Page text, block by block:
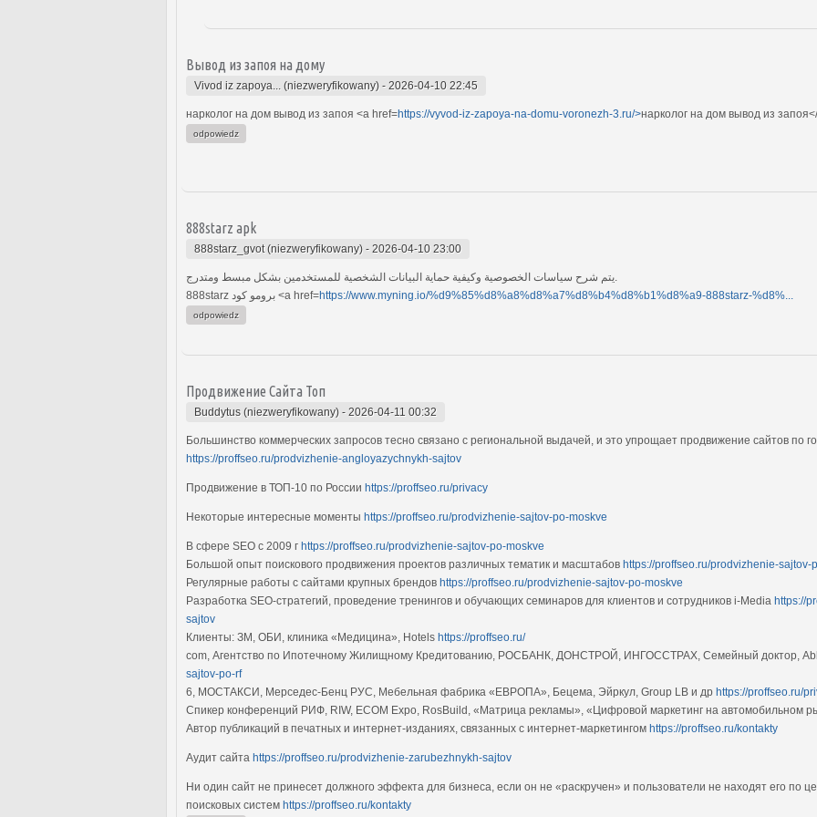
Вывод из запоя на дому
Vivod iz zapoya... (niezweryfikowany) - 2026-04-10 22:45
нарколог на дом вывод из запоя <a href=https://vyvod-iz-zapoya-na-domu-voronezh-3.ru/>нарколог на дом вывод из
odpowiedz
888starz apk
888starz_gvot (niezweryfikowany) - 2026-04-10 23:00
888starz برومو كود <a href=https://www.myning.io/%d9%85%d8%a8%d8%a7%d8%b4%d8%b1%d8%a9-888starz-%d8%...
odpowiedz
Продвижение Сайта Топ
Buddytus (niezweryfikowany) - 2026-04-11 00:32
Большинство коммерческих запросов тесно связано с региональной выдачей, и это упрощает продвижение сайтов по
https://proffseo.ru/prodvizhenie-angloyazychnykh-sajtov
Продвижение в ТОП-10 по России https://proffseo.ru/privacy
Некоторые интересные моменты https://proffseo.ru/prodvizhenie-sajtov-po-moskve
В сфере SEO с 2009 г https://proffseo.ru/prodvizhenie-sajtov-po-moskve
Большой опыт поискового продвижения проектов различных тематик и масштабов https://proffseo.ru/prodvizhenie-sajtov-
Регулярные работы с сайтами крупных брендов https://proffseo.ru/prodvizhenie-sajtov-po-moskve
Разработка SEO-стратегий, проведение тренингов и обучающих семинаров для клиентов и сотрудников i-Media https://
sajtov
Клиенты: ЗМ, ОБИ, клиника «Медицина», Hotels https://proffseo.ru/
com, Агентство по Ипотечному Жилищному Кредитованию, РОСБАНК, ДОНСТРОЙ, ИНГОССТРАХ, Семейный доктор,
sajtov-po-rf
6, МОСТАКСИ, Мерседес-Бенц РУС, Мебельная фабрика «ЕВРОПА», Бецема, Эйркул, Group LB и др https://proffseo.ru/
Спикер конференций РИФ, RIW, ECOM Expo, RosBuild, «Матрица рекламы», «Цифровой маркетинг на автомобильном
Автор публикаций в печатных и интернет-изданиях, связанных с интернет-маркетингом https://proffseo.ru/kontakty
Аудит сайта https://proffseo.ru/prodvizhenie-zarubezhnykh-sajtov
Ни один сайт не принесет должного эффекта для бизнеса, если он не «раскручен» и пользователи не находят его по
поисковых систем https://proffseo.ru/kontakty